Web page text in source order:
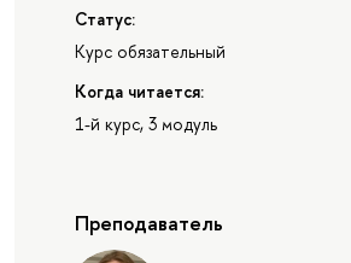
Статус:
Курс обязательный
Когда читается:
1-й курс, 3 модуль
Преподаватель